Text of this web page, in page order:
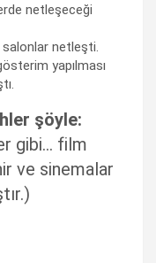
netleşeceği
netleşti.
yapılması
şöyle:
gibi… film
ve sinemalar